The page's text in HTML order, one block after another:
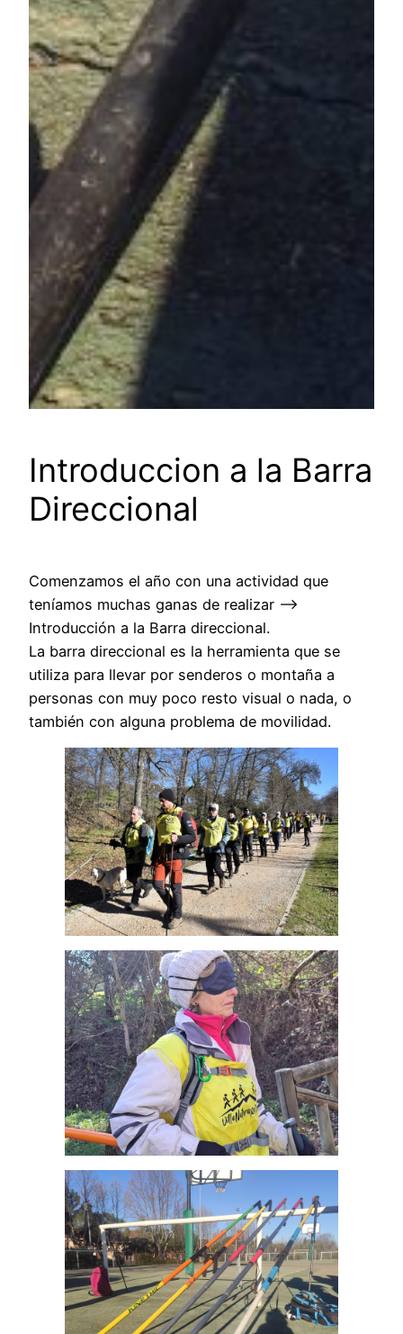
Introduccion a la Barra
Direccional
Comenzamos el año con una actividad que
teníamos muchas ganas de realizar –>
Introducción a la Barra direccional.
La barra direccional es la herramienta que se
utiliza para llevar por senderos o montaña a
personas con muy poco resto visual o nada, o
también con alguna problema de movilidad.